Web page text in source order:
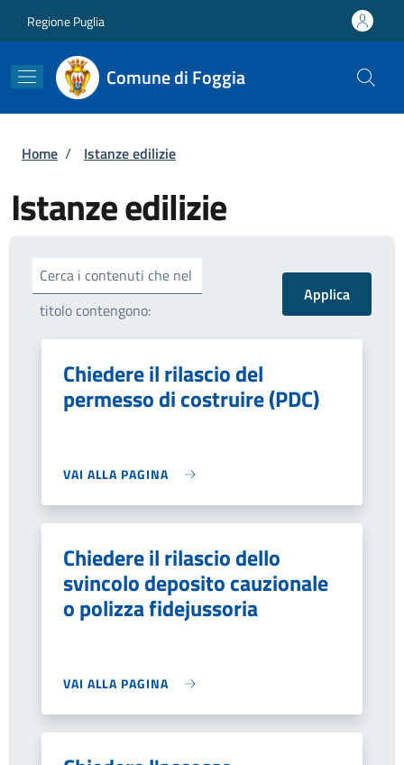
Regione Puglia
Comune di Foggia
Briciole di pane
Home / Istanze edilizie
Istanze edilizie
Cerca i contenuti che nel
titolo contengono:
Chiedere il rilascio del
permesso di costruire (PDC)
VAI ALLA PAGINA
Chiedere il rilascio dello
svincolo deposito cauzionale
o polizza fidejussoria
VAI ALLA PAGINA